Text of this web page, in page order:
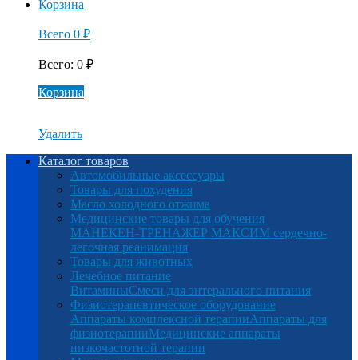
Корзина
Всего 0 ₽
Всего: 0 ₽
Корзина
Удалить
Каталог товаров
Автомобильные аксессуары
Товары для похудения
Масло холодного отжима
Медицинские товары для обучения
МАНЕКЕН-ТРЕНАЖЕР МАКСИМ сердечно-
легочная реанимация
Товары для животных
Лечебное питание
ВитаминыСмеси для энтерального питания
Физиотерапевтическое оборудование
Аппараты комплексной терапииАппараты для
физиотерапииМедицинские аппараты
низкочастотной терапии